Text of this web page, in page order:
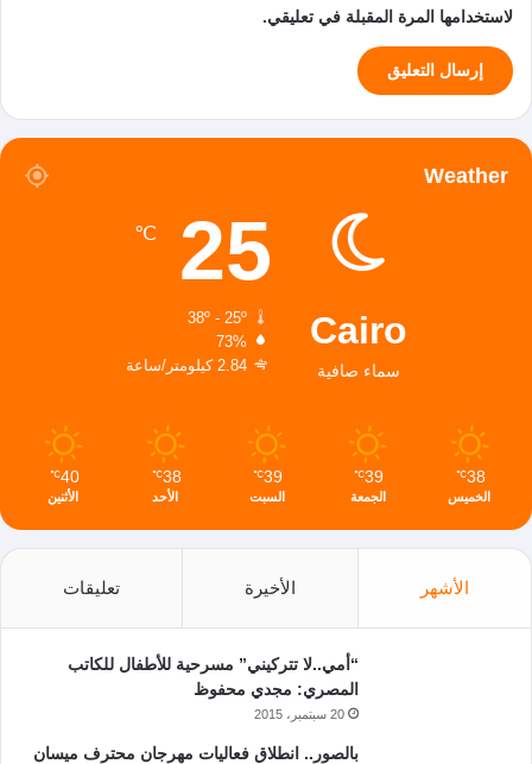
لاستخدامها المرة المقبلة في تعليقي.
Weather
Cairo
سماء صافية
25
℃
38º - 25º
73%
2.84 كيلومتر/ساعة
38
℃
الخميس
39
℃
الجمعة
39
℃
السبت
38
℃
الأحد
40
℃
الأثنين
الأشهر الأخيرة تعليقات
“أمي..لا تتركيني” مسرحية للأطفال للكاتب
المصري: مجدي محفوظ
20 سبتمبر، 2015
بالصور.. انطلاق فعاليات مهرجان محترف ميسان